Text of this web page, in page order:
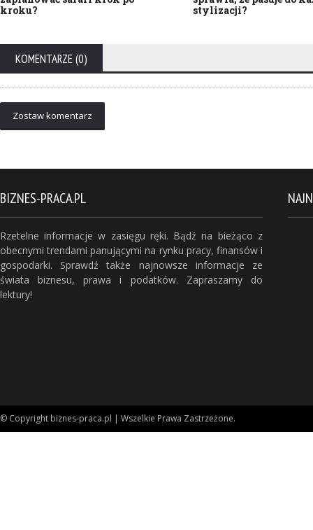
kroku?
stylizacji?
KOMENTARZE (0)
Zostaw komentarz
BIZNES-PRACA.PL
Rzetelne informacje w zasięgu ręki. Bądź na bieżąco z
obecnymi trendami panującymi na rynku pracy, finansów i
gospodarki. Sprawdź także najnowsze informacje ze
świata biznesu, prawa i podatków. Zapraszamy do
lektury!
© Copyright biznes-praca.pl | Wszelkie Prawa Zastrzeżone.